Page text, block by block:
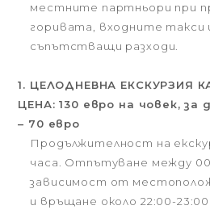
местните партньори при
горивата, входните такси
съпътстващи разходи.
1. ЦЕЛОДНЕВНА ЕКСКУРЗИЯ
ЦЕНА: 130 евро на човек, за
– 70 евро
Продължителност на
часа. Отпътуване между
зависимост от
и връщане около 22:00-23:00